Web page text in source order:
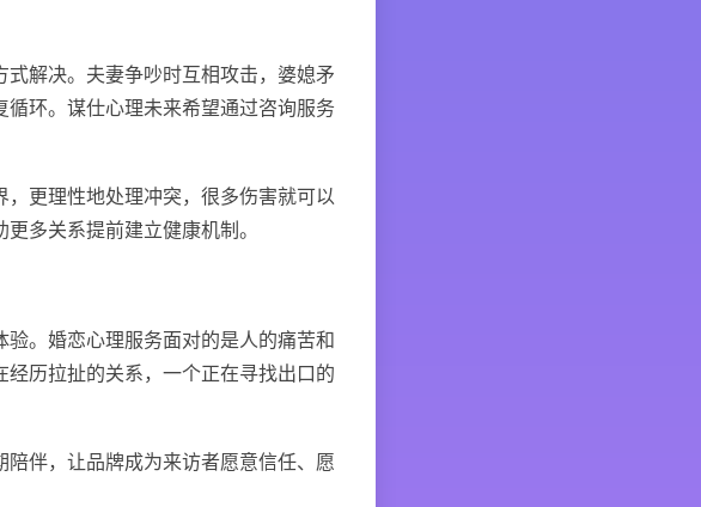
解决。夫妻争吵时互相攻击，婆媳矛
环。谋仕心理未来希望通过咨询服务
更理性地处理冲突，很多伤害就可以
多关系提前建立健康机制。
。婚恋心理服务面对的是人的痛苦和
历拉扯的关系，一个正在寻找出口的
伴，让品牌成为来访者愿意信任、愿